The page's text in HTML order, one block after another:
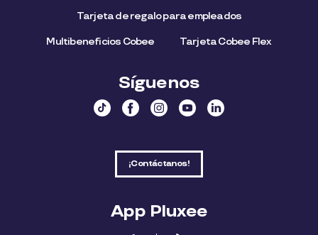
Tarjeta de regalo para empleados​
Multibeneficios Cobee Tarjeta Cobee Flex
Síguenos
¡Contáctanos!
App Pluxee